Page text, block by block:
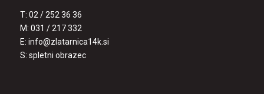
T: 02 / 252 36 36
M: 031 / 217 332
E: info@zlatarnica14k.si
S: spletni obrazec